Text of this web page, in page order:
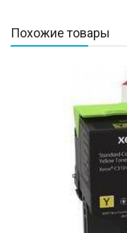
Похожие товары